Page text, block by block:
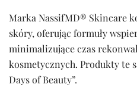
Marka NassifMD® Skincare
skóry, oferując formuły
minimalizujące czas
kosmetycznych. Produkty te
Days of Beauty”.